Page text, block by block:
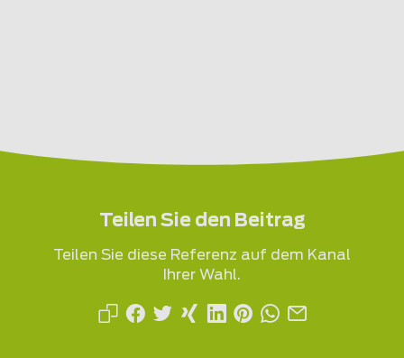
Teilen Sie den Beitrag
Teilen Sie diese Referenz auf dem Kanal
Ihrer Wahl.